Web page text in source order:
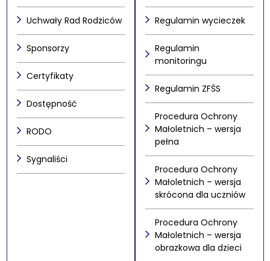
Uchwały Rad Rodziców
Sponsorzy
Certyfikaty
Dostępność
RODO
Sygnaliści
Regulamin wycieczek
Regulamin
monitoringu
Regulamin ZFŚS
Procedura Ochrony
Małoletnich – wersja
pełna
Procedura Ochrony
Małoletnich – wersja
skrócona dla uczniów
Procedura Ochrony
Małoletnich – wersja
obrazkowa dla dzieci